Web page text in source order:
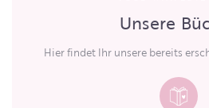
Unsere
Hier findet Ihr unsere bereits